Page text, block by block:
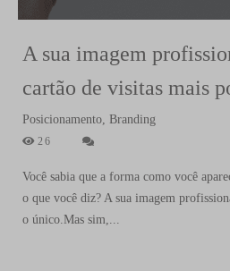
A sua imagem
cartão de visitas mais
Posicionamento, Branding
26
Você sabia que a forma como você
o que você diz? A sua imagem
o único.Mas sim,...